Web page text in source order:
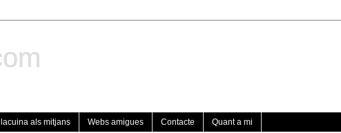
als mitjans Webs amigues Contacte Quant a mi